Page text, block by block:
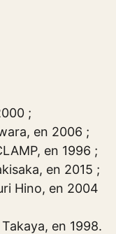
;
en 2006 ;
en 1996 ;
en 2015 ;
Hino, en 2004
en 1998.